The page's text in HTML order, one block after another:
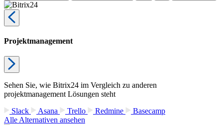
Projektmanagement
Sehen Sie, wie Bitrix24 im Vergleich zu anderen
projektmanagement Lösungen steht
Slack
Asana Trello Redmine
Basecamp
Alle Alternativen ansehen